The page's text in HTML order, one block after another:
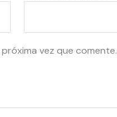
vez que comente.